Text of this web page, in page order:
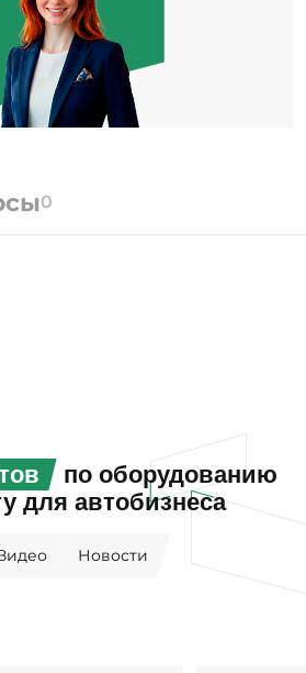
0
по оборудованию
для автобизнеса
Новости